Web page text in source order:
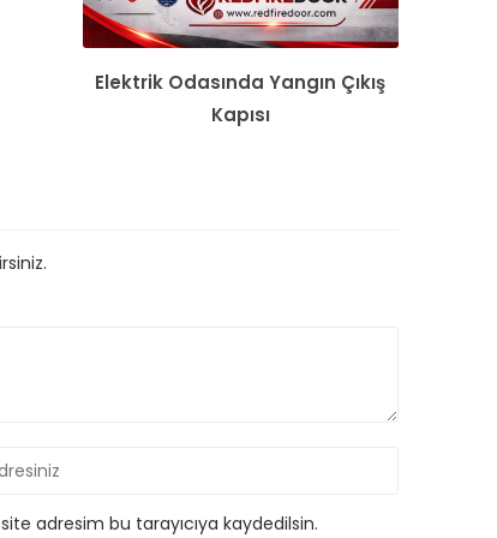
Elektrik Odasında Yangın Çıkış
Kapısı
adresim bu tarayıcıya kaydedilsin.